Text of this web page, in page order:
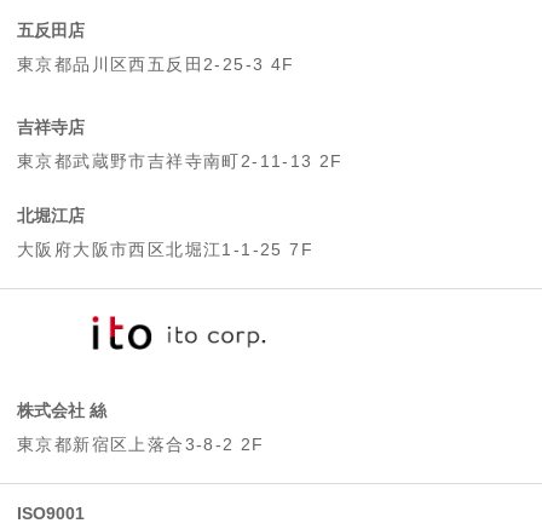
五反田店
東京都品川区西五反田2-25-3 4F
吉祥寺店
東京都武蔵野市吉祥寺南町2-11-13 2F
北堀江店
大阪府大阪市西区北堀江1-1-25 7F
株式会社 絲
東京都新宿区上落合3-8-2 2F
ISO9001